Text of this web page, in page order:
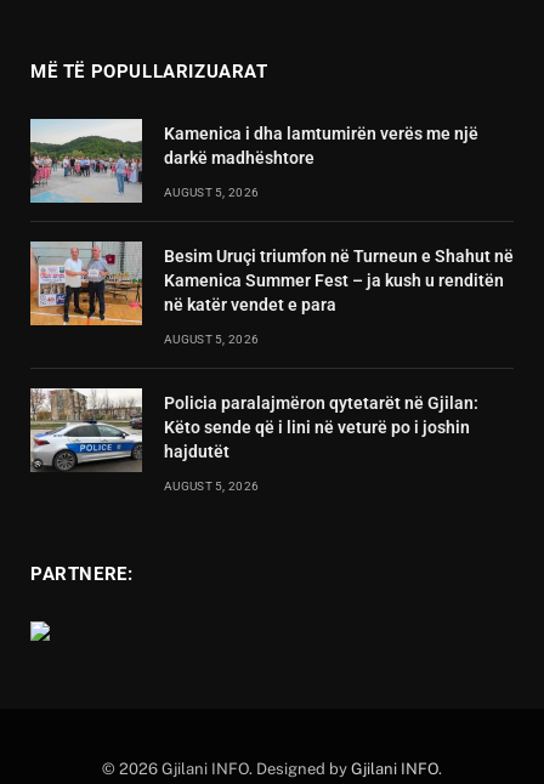
MË TË POPULLARIZUARAT
Kamenica i dha lamtumirën verës me një
darkë madhështore
AUGUST 5, 2026
Besim Uruçi triumfon në Turneun e Shahut në
Kamenica Summer Fest – ja kush u renditën
në katër vendet e para
AUGUST 5, 2026
Policia paralajmëron qytetarët në Gjilan:
Këto sende që i lini në veturë po i joshin
hajdutët
AUGUST 5, 2026
PARTNERE:
© 2026 Gjilani INFO. Designed by Gjilani INFO.